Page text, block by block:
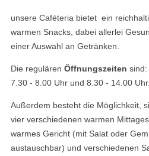
unsere Caféteria bietet ein
warmen Snacks, dabei allerlei
einer Auswahl an Getränken.
Die regulären Öffnungszeiten sind:
7.30 - 8.00 Uhr und 8.30 - 14.00 Uhr.
Außerdem besteht die Möglichkeit,
vier verschiedenen warmen
warmes Gericht (mit Salat oder
austauschbar) und verschiedenen